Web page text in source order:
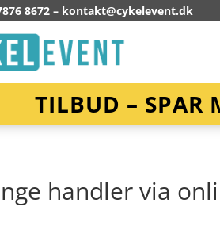
8672 – kontakt@cykelevent.dk
TILBUD – SPAR
handler via